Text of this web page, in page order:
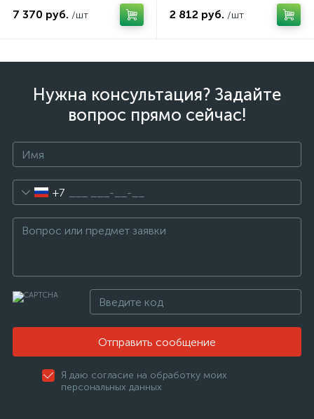
7 370 руб. /шт 2 812 руб. /шт
Нужна консультация? Задайте
вопрос прямо сейчас!
+7
Отправить сообщение
Я даю согласие на обработку моих
персональных данных